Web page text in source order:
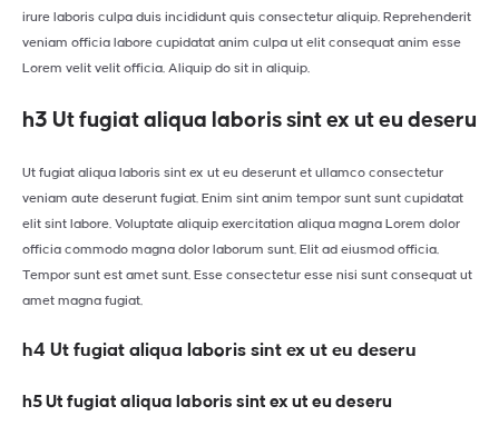
irure laboris culpa duis incididunt quis consectetur aliquip. Reprehenderit
veniam officia labore cupidatat anim culpa ut elit consequat anim esse
Lorem velit velit officia. Aliquip do sit in aliquip.
h3 Ut fugiat aliqua laboris sint ex ut eu deseru
Ut fugiat aliqua laboris sint ex ut eu deserunt et ullamco consectetur
veniam aute deserunt fugiat. Enim sint anim tempor sunt sunt cupidatat
elit sint labore. Voluptate aliquip exercitation aliqua magna Lorem dolor
officia commodo magna dolor laborum sunt. Elit ad eiusmod officia.
Tempor sunt est amet sunt. Esse consectetur esse nisi sunt consequat ut
amet magna fugiat.
h4 Ut fugiat aliqua laboris sint ex ut eu deseru
h5 Ut fugiat aliqua laboris sint ex ut eu deseru